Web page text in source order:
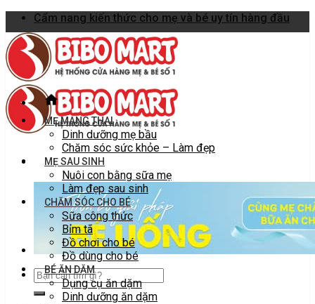
Skip
to
content
Cẩm nang kiến thức cho mẹ và bé uy tín hàng đầu
MẸ MANG THAI
Dinh dưỡng mẹ bầu
Chăm sóc sức khỏe – Làm đẹp
MẸ SAU SINH
Nuôi con bằng sữa mẹ
Làm đẹp sau sinh
CHĂM SÓC CHO BÉ
Sữa công thức
Bỉm tã
Đồ chơi cho bé
Đồ dùng cho bé
BÉ ĂN DẶM
Dụng cụ ăn dặm
Dinh dưỡng ăn dặm